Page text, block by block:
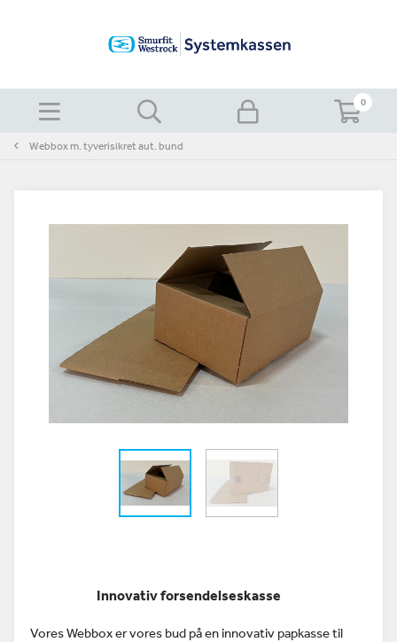
0
Webbox m. tyverisikret aut. bund
Innovativ forsendelseskasse
Vores Webbox er vores bud på en innovativ papkasse til